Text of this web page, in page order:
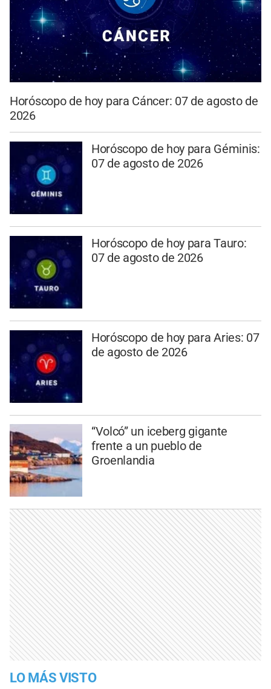
Horóscopo de hoy para Cáncer: 07 de agosto de
2026
Horóscopo de hoy para Géminis:
07 de agosto de 2026
Horóscopo de hoy para Tauro:
07 de agosto de 2026
Horóscopo de hoy para Aries: 07
de agosto de 2026
“Volcó” un iceberg gigante
frente a un pueblo de
Groenlandia
LO MÁS VISTO